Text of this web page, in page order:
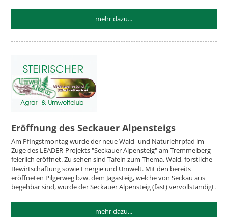
mehr dazu...
Eröffnung des Seckauer Alpensteigs
Am Pfingstmontag wurde der neue Wald- und Naturlehrpfad im
Zuge des LEADER-Projekts "Seckauer Alpensteig" am Tremmelberg
feierlich eröffnet. Zu sehen sind Tafeln zum Thema, Wald, forstliche
Bewirtschaftung sowie Energie und Umwelt. Mit den bereits
eröffneten Pilgerweg bzw. dem Jagasteig, welche von Seckau aus
begehbar sind, wurde der Seckauer Alpensteig (fast) vervollständigt.
mehr dazu...